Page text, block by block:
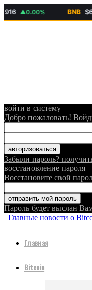
▲0.00%
войти в систему
Добро пожаловать!
Забыли пароль?
восстановление пароля
Восстановите свой
Пароль будет выслан
Главные новости о
Главная
Bitcoin